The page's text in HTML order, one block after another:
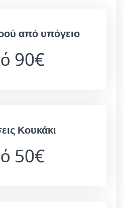
από υπόγειο
90€
Κουκάκι
50€